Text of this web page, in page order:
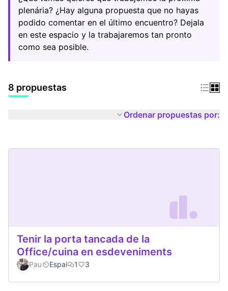
plenária? ¿Hay alguna propuesta que no hayas
podido comentar en el último encuentro? Dejala
en este espacio y la trabajaremos tan pronto
como sea posible.
8 propuestas
Ordenar propuestas por:
Tenir la porta tancada de la
Office/cuina en esdeveniments
Pau Espai 1 3